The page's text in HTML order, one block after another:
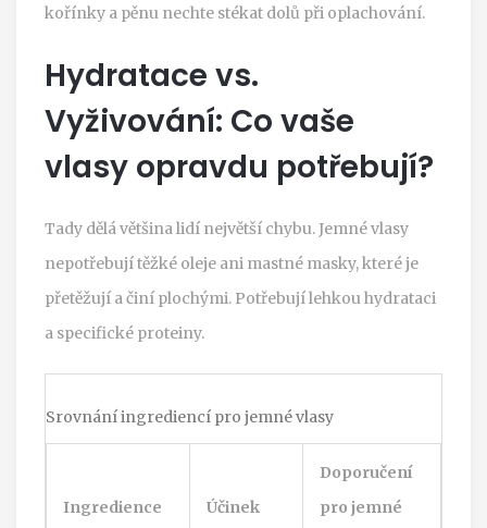
kořínky a pěnu nechte stékat dolů při oplachování.
Hydratace vs.
Vyživování: Co vaše
vlasy opravdu potřebují?
Tady dělá většina lidí největší chybu. Jemné vlasy
nepotřebují těžké oleje ani mastné masky, které je
přetěžují a činí plochými. Potřebují lehkou hydrataci
a specifické proteiny.
Srovnání ingrediencí pro jemné vlasy
Ingredience Účinek
Doporučení
pro jemné